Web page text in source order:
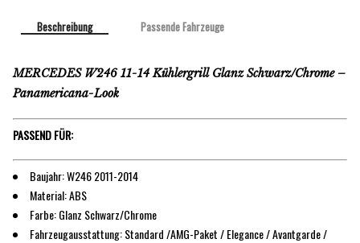
Beschreibung Passende Fahrzeuge
MERCEDES W246 11-14 Kühlergrill Glanz Schwarz/Chrome –
Panamericana-Look
PASSEND FÜR:
Baujahr: W246 2011-2014
Material: ABS
Farbe: Glanz Schwarz/Chrome
Fahrzeugausstattung: Standard /AMG-Paket / Elegance / Avantgarde /